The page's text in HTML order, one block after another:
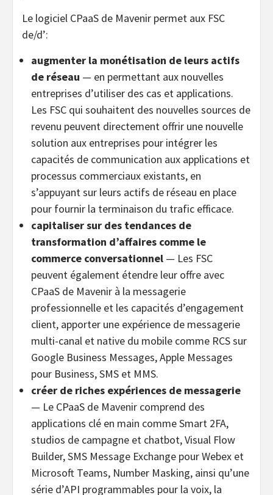
Le logiciel CPaaS de Mavenir permet aux FSC
de/d’:
augmenter la monétisation de leurs actifs
de réseau — en permettant aux nouvelles
entreprises d’utiliser des cas et applications.
Les FSC qui souhaitent des nouvelles sources de
revenu peuvent directement offrir une nouvelle
solution aux entreprises pour intégrer les
capacités de communication aux applications et
processus commerciaux existants, en
s’appuyant sur leurs actifs de réseau en place
pour fournir la terminaison du trafic efficace.
capitaliser sur des tendances de
transformation d’affaires comme le
commerce conversationnel — Les FSC
peuvent également étendre leur offre avec
CPaaS de Mavenir à la messagerie
professionnelle et les capacités d’engagement
client, apporter une expérience de messagerie
multi-canal et native du mobile comme RCS sur
Google Business Messages, Apple Messages
pour Business, SMS et MMS.
créer de riches expériences de messagerie
— Le CPaaS de Mavenir comprend des
applications clé en main comme Smart 2FA,
studios de campagne et chatbot, Visual Flow
Builder, SMS Message Exchange pour Webex et
Microsoft Teams, Number Masking, ainsi qu’une
série d’API programmables pour la voix, la